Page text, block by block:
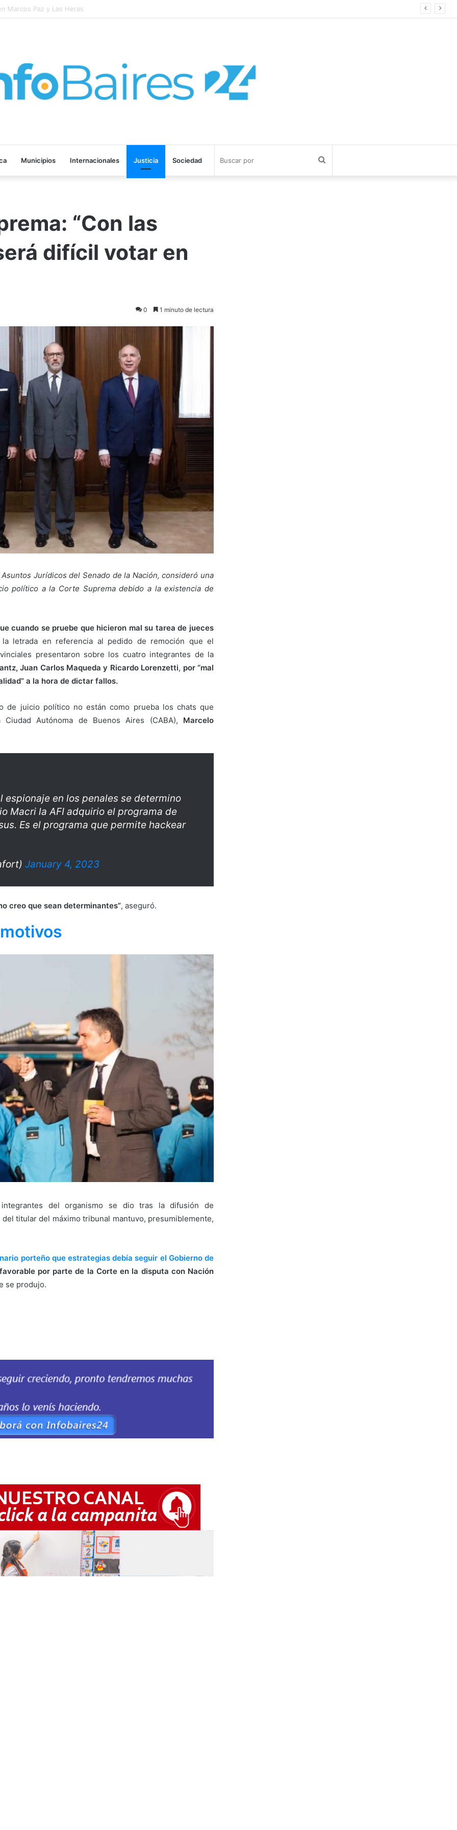
Paz y Las Heras
Municipios Internacionales Justicia Sociedad
“Con las
difícil votar en
0 1 minuto de lectura
Jurídicos del Senado de la Nación, consideró una
político a la Corte Suprema debido a la existencia de
cuando se pruebe que hicieron mal su tarea de jueces
letrada en referencia al pedido de remoción que el
presentaron sobre los cuatro integrantes de la
Juan Carlos Maqueda y Ricardo Lorenzetti, por “mal
a la hora de dictar fallos.
de juicio político no están como prueba los chats que
Autónoma de Buenos Aires (CABA), Marcelo
espionaje en los penales se determino
Macri la AFI adquirio el programa de
Es el programa que permite hackear
January 4, 2023
creo que sean determinantes”, aseguró.
del organismo se dio tras la difusión de
del titular del máximo tribunal mantuvo, presumiblemente,
porteño que estrategias debía seguir el Gobierno de
por parte de la Corte en la disputa con Nación
se produjo.